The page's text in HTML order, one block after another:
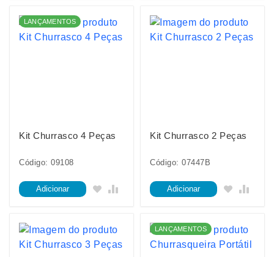
LANÇAMENTOS
Kit Churrasco 4 Peças
Código: 09108
Adicionar
Kit Churrasco 2 Peças
Código: 07447B
Adicionar
LANÇAMENTOS